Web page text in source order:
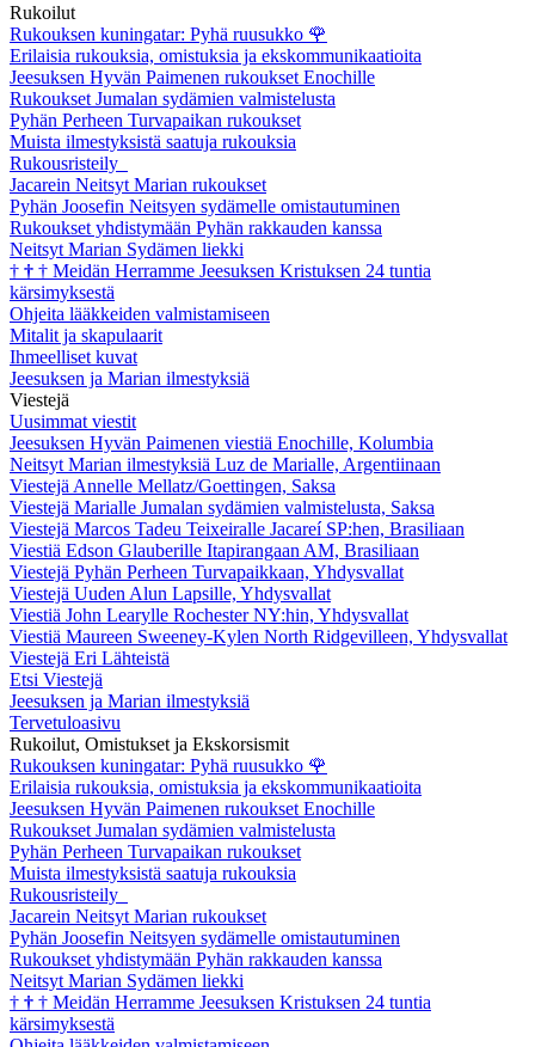
Rukoilut
Rukouksen kuningatar: Pyhä ruusukko 🌹
Erilaisia rukouksia, omistuksia ja ekskommunikaatioita
Jeesuksen Hyvän Paimenen rukoukset Enochille
Rukoukset Jumalan sydämien valmistelusta
Pyhän Perheen Turvapaikan rukoukset
Muista ilmestyksistä saatuja rukouksia
Rukousristeily
Jacarein Neitsyt Marian rukoukset
Pyhän Joosefin Neitsyen sydämelle omistautuminen
Rukoukset yhdistymään Pyhän rakkauden kanssa
Neitsyt Marian Sydämen liekki
† † † Meidän Herramme Jeesuksen Kristuksen 24 tuntia
kärsimyksestä
Ohjeita lääkkeiden valmistamiseen
Mitalit ja skapulaarit
Ihmeelliset kuvat
Jeesuksen ja Marian ilmestyksiä
Viestejä
Uusimmat viestit
Jeesuksen Hyvän Paimenen viestiä Enochille, Kolumbia
Neitsyt Marian ilmestyksiä Luz de Marialle, Argentiinaan
Viestejä Annelle Mellatz/Goettingen, Saksa
Viestejä Marialle Jumalan sydämien valmistelusta, Saksa
Viestejä Marcos Tadeu Teixeiralle Jacareí SP:hen, Brasiliaan
Viestiä Edson Glauberille Itapirangaan AM, Brasiliaan
Viestejä Pyhän Perheen Turvapaikkaan, Yhdysvallat
Viestejä Uuden Alun Lapsille, Yhdysvallat
Viestiä John Learylle Rochester NY:hin, Yhdysvallat
Viestiä Maureen Sweeney-Kylen North Ridgevilleen, Yhdysvallat
Viestejä Eri Lähteistä
Etsi Viestejä
Jeesuksen ja Marian ilmestyksiä
Tervetuloasivu
Rukoilut, Omistukset ja Ekskorsismit
Rukouksen kuningatar: Pyhä ruusukko 🌹
Erilaisia rukouksia, omistuksia ja ekskommunikaatioita
Jeesuksen Hyvän Paimenen rukoukset Enochille
Rukoukset Jumalan sydämien valmistelusta
Pyhän Perheen Turvapaikan rukoukset
Muista ilmestyksistä saatuja rukouksia
Rukousristeily
Jacarein Neitsyt Marian rukoukset
Pyhän Joosefin Neitsyen sydämelle omistautuminen
Rukoukset yhdistymään Pyhän rakkauden kanssa
Neitsyt Marian Sydämen liekki
† † † Meidän Herramme Jeesuksen Kristuksen 24 tuntia
kärsimyksestä